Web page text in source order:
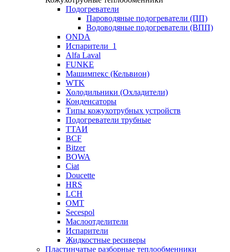
Подогреватели
Пароводяные подогреватели (ПП)
Водоводяные подогреватели (ВПП)
ONDA
Испарители_1
Alfa Laval
FUNKE
Машимпекс (Кельвион)
WTK
Холодильники (Охладители)
Конденсаторы
Типы кожухотрубных устройств
Подогреватели трубные
ТТАИ
BCF
Bitzer
BOWA
Ciat
Doucette
HRS
LCH
OMT
Secespol
Маслоотделители
Испарители
Жидкостные ресиверы
Пластинчатые разборные теплообменники